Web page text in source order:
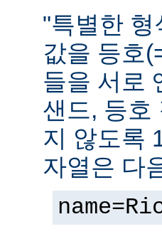
"특별한
값을 등호
들을 서로
샌드, 등호
지 않도록
자열은 다